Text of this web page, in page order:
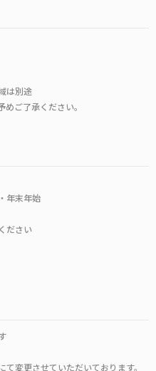
は別途
ご了承ください。
年末年始
ださい
変更させていただいております。